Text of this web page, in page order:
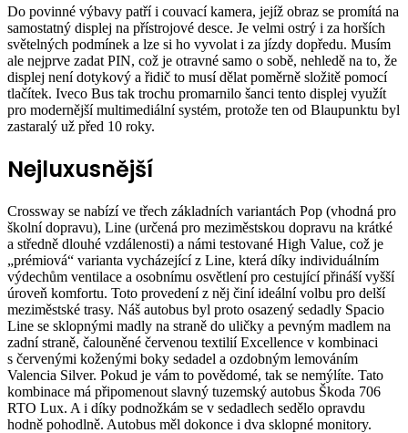
Do povinné výbavy patří i couvací kamera, jejíž obraz se promítá na
samostatný displej na přístrojové desce. Je velmi ostrý i za horších
světelných podmínek a lze si ho vyvolat i za jízdy dopředu. Musím
ale nejprve zadat PIN, což je otravné samo o sobě, nehledě na to, že
displej není dotykový a řidič to musí dělat poměrně složitě pomocí
tlačítek. Iveco Bus tak trochu promarnilo šanci tento displej využít
pro modernější multimediální systém, protože ten od Blaupunktu byl
zastaralý už před 10 roky.
Nejluxusnější
Crossway se nabízí ve třech základních variantách Pop (vhodná pro
školní dopravu), Line (určená pro meziměstskou dopravu na krátké
a středně dlouhé vzdálenosti) a námi testované High Value, což je
„prémiová“ varianta vycházející z Line, která díky individuálním
výdechům ventilace a osobnímu osvětlení pro cestující přináší vyšší
úroveň komfortu. Toto provedení z něj činí ideální volbu pro delší
meziměstské trasy. Náš autobus byl proto osazený sedadly Spacio
Line se sklopnými madly na straně do uličky a pevným madlem na
zadní straně, čalouněné červenou textilií Excellence v kombinaci
s červenými koženými boky sedadel a ozdobným lemováním
Valencia Silver. Pokud je vám to povědomé, tak se nemýlíte. Tato
kombinace má připomenout slavný tuzemský autobus Škoda 706
RTO Lux. A i díky podnožkám se v sedadlech sedělo opravdu
hodně pohodlně. Autobus měl dokonce i dva sklopné monitory.